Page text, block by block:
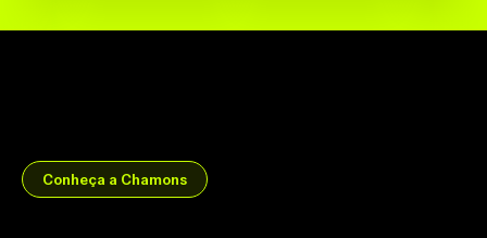
Conheça a Chamons